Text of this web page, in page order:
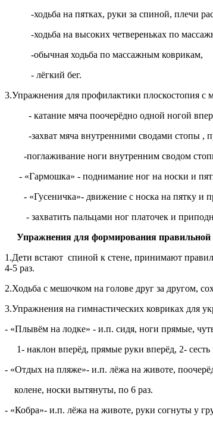
-ходьба на пятках, руки за спиной, плечи
-ходьба на высоких четвереньках по
-обычная ходьба по массажным коврикам,
- лёгкий бег.
3.Упражнения для профилактики плоскостопия
- катание мяча поочерёдно одной ногой
-захват мяча внутренними сводами стопы ,
-поглаживание ноги внутренним сводом стопы
- «Гармошка» - поднимание ног на носки и
- «Гусеничка»- движение с носка на пятку и
- захватить пальцами ног платочек и
Упражнения для формирования правильной
1.Дети встают спиной к стене, принимают
4-5 раз.
2.Ходьба с мешочком на голове друг за другом,
3.Упражнения на гимнастических ковриках для
- «Плывём на лодке» - и.п. сидя, ноги прямые,
1- наклон вперёд, прямые руки вперёд, 2- сесть
- «Отдых на пляже»- и.п. лёжа на животе,
колене, носки вытянуты, по 6 раз.
- «Кобра»- и.п. лёжа на животе, руки согнуты у